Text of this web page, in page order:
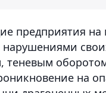
предприятия
нарушениями
теневым
на